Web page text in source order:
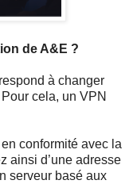
de A&E ?
à changer
cela, un VPN
conformité avec la
ainsi d’une adresse
serveur basé aux